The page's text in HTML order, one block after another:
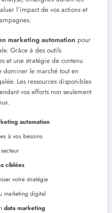
l’impact de vos actions et
marketing automation pour
Grâce à des outils
et une stratégie de contenu
dominer le marché tout en
Les ressources disponibles
vos efforts non seulement
automation
à vos besoins
ciblées
votre stratégie
marketing digital
data marketing